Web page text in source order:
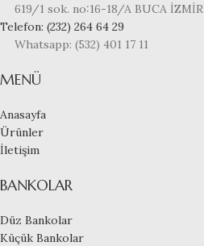
619/1 sok. no:16-18/A BUCA İZMİR
Telefon: (232) 264 64 29
Whatsapp: (532) 401 17 11
MENÜ
Anasayfa
Ürünler
İletişim
BANKOLAR
Düz Bankolar
Küçük Bankolar